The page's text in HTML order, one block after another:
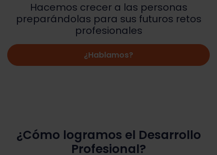
Hacemos crecer a las personas
preparándolas para sus futuros retos
profesionales
¿Hablamos?
¿Cómo logramos el Desarrollo
Profesional?